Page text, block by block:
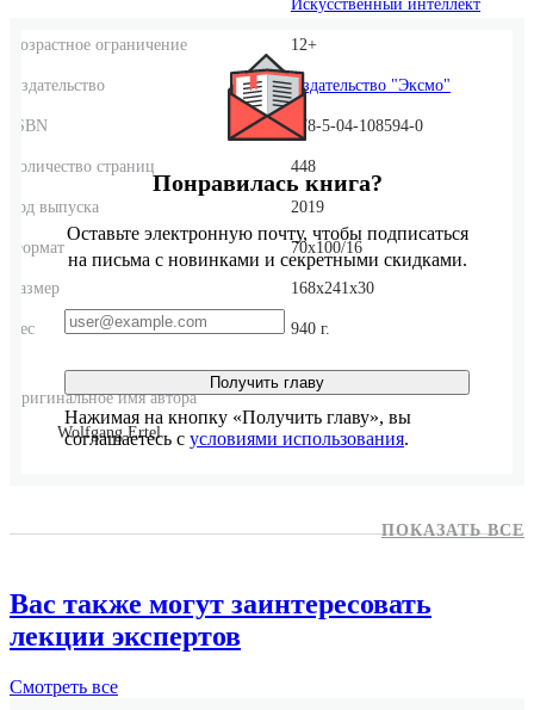
Искусственный интеллект
Возрастное ограничение 12+
Издательство Издательство "Эксмо"
ISBN 978-5-04-108594-0
Количество страниц 448
Год выпуска 2019
Формат 70x100/16
Размер 168x241x30
Вес 940 г.
Оригинальное имя автора
Wolfgang Ertel
Понравилась книга?
Оставьте электронную почту, чтобы подписаться
на письма с новинками и секретными скидками.
Получить главу
Нажимая на кнопку «Получить главу», вы
соглашаетесь с условиями использования.
ПОКАЗАТЬ ВСЕ
Вас также могут заинтересовать
лекции экспертов
Смотреть все